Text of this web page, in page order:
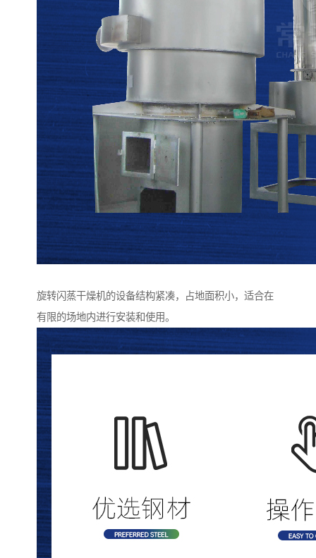
旋转闪蒸干燥机的设备结构紧凑，占地面积小，适合在
有限的场地内进行安装和使用。